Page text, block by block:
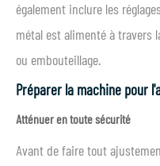
également inclure les
métal est alimenté à travers
ou embouteillage.
Préparer la machine pour
Atténuer en toute sécurité
Avant de faire tout